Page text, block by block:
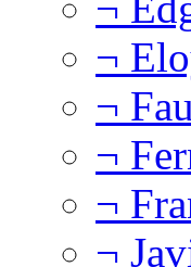
¬
¬
¬
¬
¬